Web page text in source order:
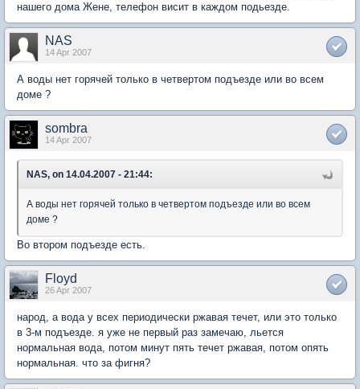
нашего дома Жене, телефон висит в каждом подьезде.
NAS
14 Apr 2007
А воды нет горячей только в четвертом подъезде или во всем
доме ?
sombra
14 Apr 2007
NAS, on 14.04.2007 - 21:44:
А воды нет горячей только в четвертом подъезде или во всем
доме ?
Во втором подъезде есть.
Floyd
26 Apr 2007
народ, а вода у всех периодически ржавая течет, или это только
в 3-м подъезде. я уже не первый раз замечаю, льется
нормальная вода, потом минут пять течет ржавая, потом опять
нормальная. что за фигня?